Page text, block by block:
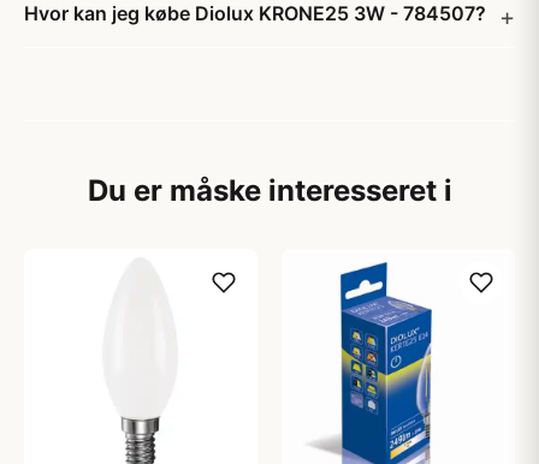
Hvor kan jeg købe Diolux KRONE25 3W - 784507?
Du er måske interesseret i